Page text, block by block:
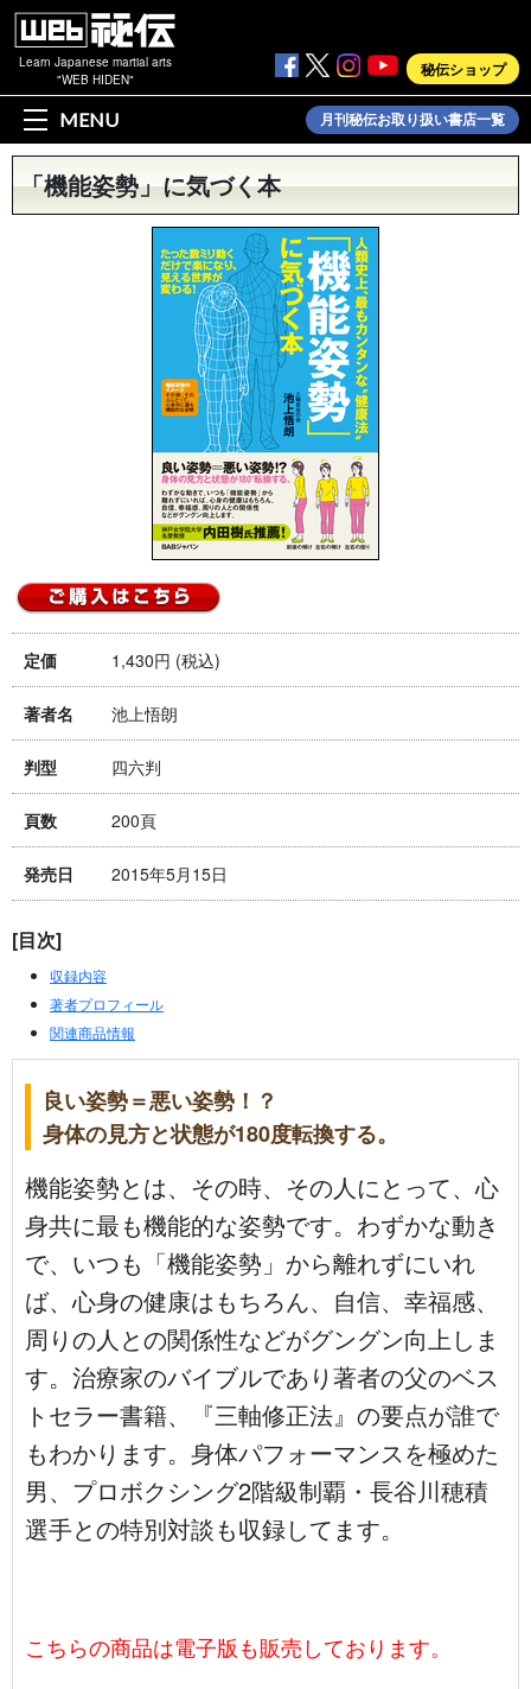
Learn Japanese martial arts
"WEB HIDEN"
秘伝ショップ
MENU 月刊秘伝お取り扱い書店一覧
「機能姿勢」に気づく本
定価 1,430円 (税込)
著者名 池上悟朗
判型 四六判
頁数 200頁
発売日 2015年5月15日
[目次]
収録内容
著者プロフィール
関連商品情報
良い姿勢＝悪い姿勢！？
身体の見方と状態が180度転換する。
機能姿勢とは、その時、その人にとって、心
身共に最も機能的な姿勢です。わずかな動き
で、いつも「機能姿勢」から離れずにいれ
ば、心身の健康はもちろん、自信、幸福感、
周りの人との関係性などがグングン向上しま
す。治療家のバイブルであり著者の父のベス
トセラー書籍、『三軸修正法』の要点が誰で
もわかります。身体パフォーマンスを極めた
男、プロボクシング2階級制覇・長谷川穂積
選手との特別対談も収録してます。
こちらの商品は電子版も販売しております。